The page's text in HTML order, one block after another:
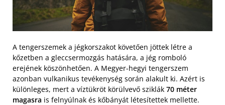
A tengerszemek a jégkorszakot követően jöttek létre a
kőzetben a gleccsermozgás hatására, a jég romboló
erejének köszönhetően. A Megyer-hegyi tengerszem
azonban vulkanikus tevékenység során alakult ki. Azért is
különleges, mert a víztükröt körülvevő sziklák 70 méter
magasra is felnyúlnak és kőbányát létesítettek mellette.